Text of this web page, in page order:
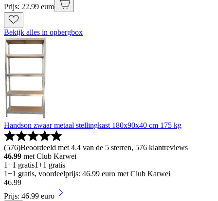
Prijs: 22.99 euro
Bekijk alles in opbergbox
Handson zwaar metaal stellingkast 180x90x40 cm 175 kg
(576)Beoordeeld met 4.4 van de 5 sterren, 576 klantreviews
46.99 met Club Karwei
1+1 gratis1+1 gratis
1+1 gratis, voordeelprijs: 46.99 euro met Club Karwei
46.99
Prijs: 46.99 euro